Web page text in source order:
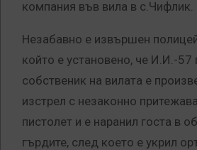
компания във вила в с.Чифлик.
Незабавно е извършен
който е установено, че И.И.-57
собственик на вилата е
изстрел с незаконно
пистолет и е наранил госта в
гърдите, след което е укрил